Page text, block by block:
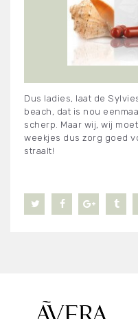
Dus ladies, laat de
beach, dat is nou
scherp. Maar wij, wij
weekjes dus zorg goed
straalt!